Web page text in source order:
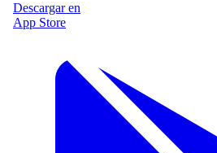
Descargar en
App Store